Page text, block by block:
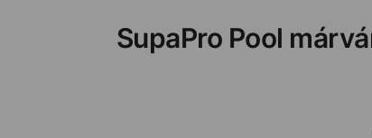
SupaPro Pool